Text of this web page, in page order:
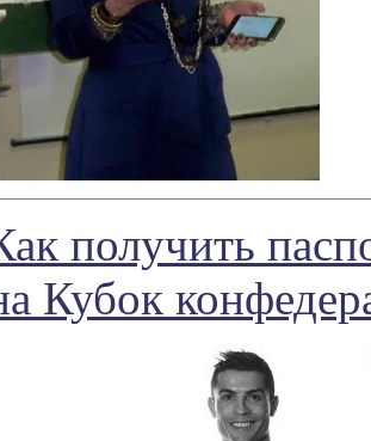
получить
Кубок